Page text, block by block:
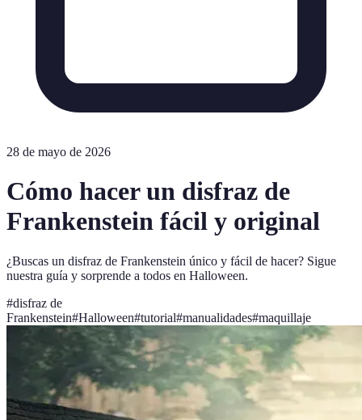
28 de mayo de 2026
Cómo hacer un disfraz de
Frankenstein fácil y original
¿Buscas un disfraz de Frankenstein único y fácil de hacer? Sigue
nuestra guía y sorprende a todos en Halloween.
#disfraz de
Frankenstein#Halloween#tutorial#manualidades#maquillaje